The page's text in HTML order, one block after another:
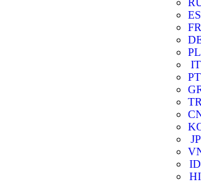
ES
FR
PL
IT
PT
JP
ID
HI